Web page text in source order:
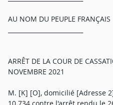
AU NOM DU PEUPLE FRANÇAIS
ARRÊT DE LA COUR DE
NOVEMBRE 2021
M. [K] [O], domicilié [Adresse